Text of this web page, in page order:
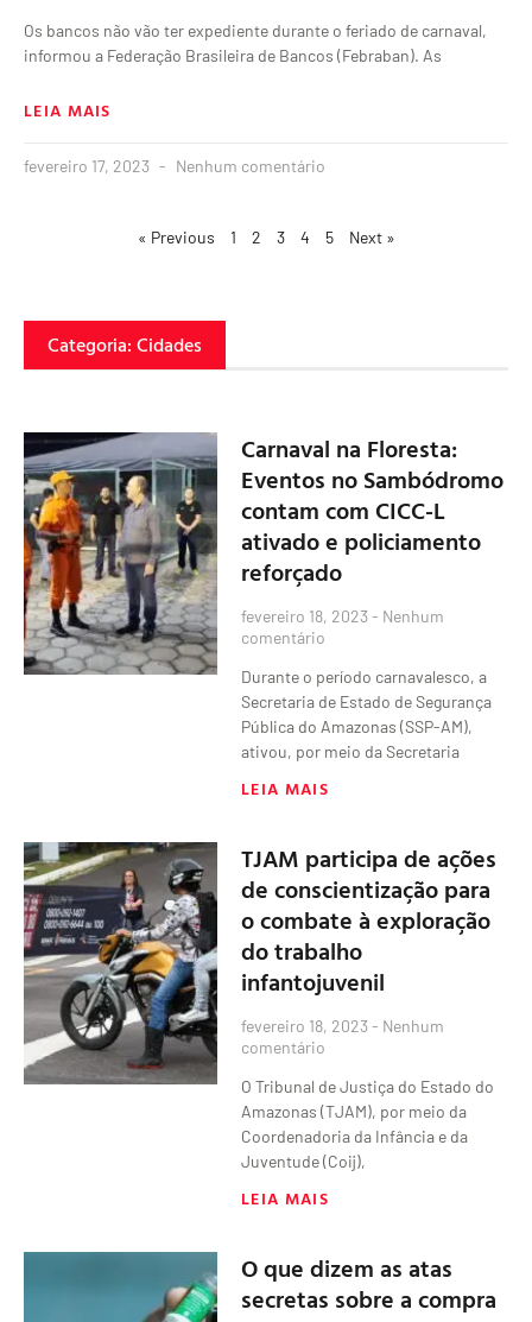
Os bancos não vão ter expediente durante o feriado de carnaval,
informou a Federação Brasileira de Bancos (Febraban). As
LEIA MAIS
fevereiro 17, 2023 Nenhum comentário
« Previous 1 2 3 4 5 Next »
Categoria: Cidades
Carnaval na Floresta:
Eventos no Sambódromo
contam com CICC-L
ativado e policiamento
reforçado
fevereiro 18, 2023 Nenhum
comentário
Durante o período carnavalesco, a
Secretaria de Estado de Segurança
Pública do Amazonas (SSP-AM),
ativou, por meio da Secretaria
LEIA MAIS
TJAM participa de ações
de conscientização para
o combate à exploração
do trabalho
infantojuvenil
fevereiro 18, 2023 Nenhum
comentário
O Tribunal de Justiça do Estado do
Amazonas (TJAM), por meio da
Coordenadoria da Infância e da
Juventude (Coij),
LEIA MAIS
O que dizem as atas
secretas sobre a compra